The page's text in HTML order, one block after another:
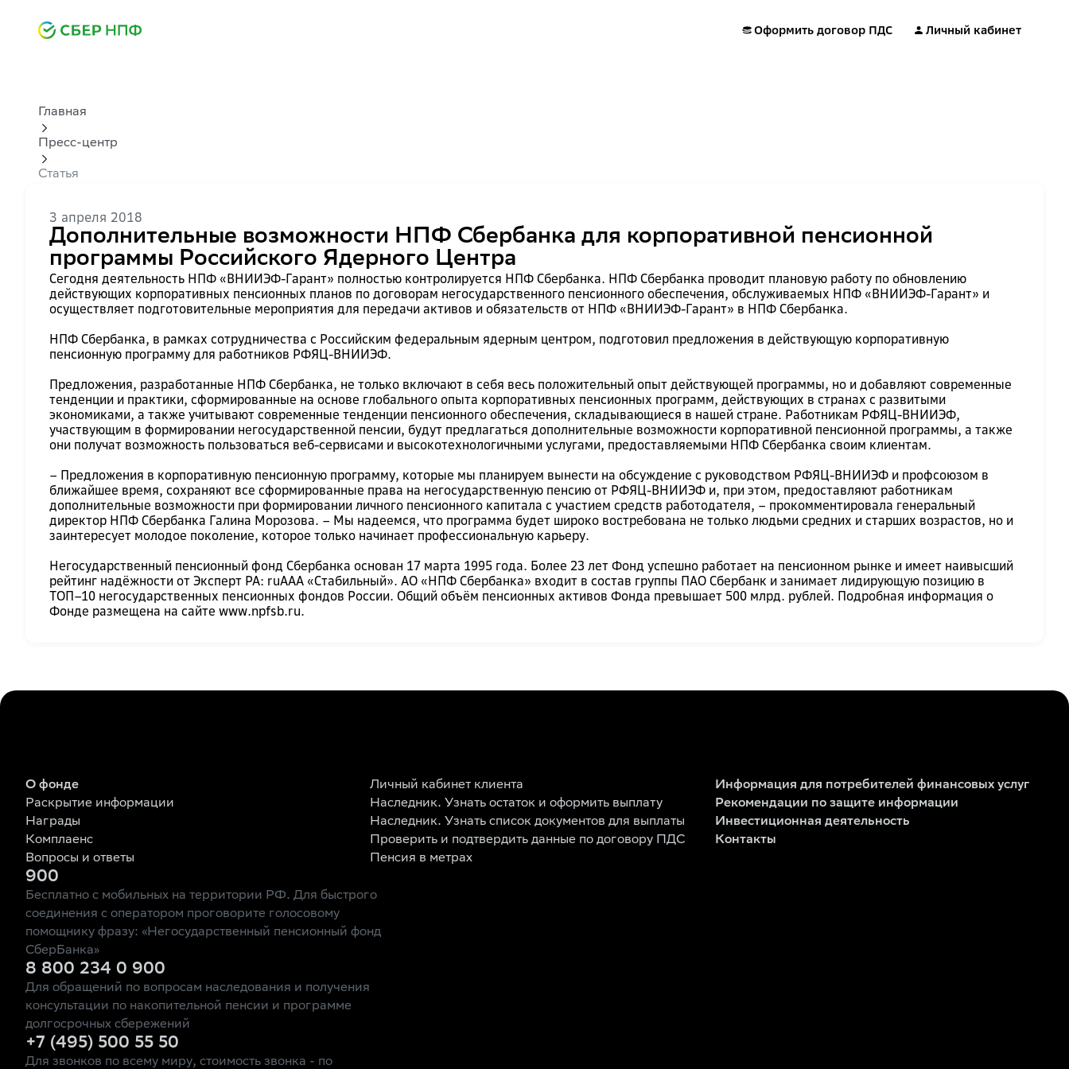
Оформить договор ПДС Личный кабинет
Главная
Пресс-центр
Статья
3 апреля 2018
Дополнительные возможности НПФ Сбербанка для корпоративной пенсионной
программы Российского Ядерного Центра
Сегодня деятельность НПФ «ВНИИЭФ-Гарант» полностью контролируется НПФ Сбербанка. НПФ Сбербанка проводит плановую работу по обновлению
действующих корпоративных пенсионных планов по договорам негосударственного пенсионного обеспечения, обслуживаемых НПФ «ВНИИЭФ-Гарант» и
осуществляет подготовительные мероприятия для передачи активов и обязательств от НПФ «ВНИИЭФ-Гарант» в НПФ Сбербанка.
НПФ Сбербанка, в рамках сотрудничества с Российским федеральным ядерным центром, подготовил предложения в действующую корпоративную
пенсионную программу для работников РФЯЦ-ВНИИЭФ.
Предложения, разработанные НПФ Сбербанка, не только включают в себя весь положительный опыт действующей программы, но и добавляют современные
тенденции и практики, сформированные на основе глобального опыта корпоративных пенсионных программ, действующих в странах с развитыми
экономиками, а также учитывают современные тенденции пенсионного обеспечения, складывающиеся в нашей стране. Работникам РФЯЦ-ВНИИЭФ,
участвующим в формировании негосударственной пенсии, будут предлагаться дополнительные возможности корпоративной пенсионной программы, а также
они получат возможность пользоваться веб-сервисами и высокотехнологичными услугами, предоставляемыми НПФ Сбербанка своим клиентам.
– Предложения в корпоративную пенсионную программу, которые мы планируем вынести на обсуждение с руководством РФЯЦ-ВНИИЭФ и профсоюзом в
ближайшее время, сохраняют все сформированные права на негосударственную пенсию от РФЯЦ-ВНИИЭФ и, при этом, предоставляют работникам
дополнительные возможности при формировании личного пенсионного капитала с участием средств работодателя, – прокомментировала генеральный
директор НПФ Сбербанка Галина Морозова. – Мы надеемся, что программа будет широко востребована не только людьми средних и старших возрастов, но и
заинтересует молодое поколение, которое только начинает профессиональную карьеру.
Негосударственный пенсионный фонд Сбербанка основан 17 марта 1995 года. Более 23 лет Фонд успешно работает на пенсионном рынке и имеет наивысший
рейтинг надёжности от Эксперт РА: ruAAA «Стабильный». АО «НПФ Сбербанка» входит в состав группы ПАО Сбербанк и занимает лидирующую позицию в
ТОП–10 негосударственных пенсионных фондов России. Общий объём пенсионных активов Фонда превышает 500 млрд. рублей. Подробная информация о
Фонде размещена на сайте www.npfsb.ru.
О фонде
Раскрытие информации
Награды
Комплаенс
Вопросы и ответы
Личный кабинет клиента
Наследник. Узнать остаток и оформить выплату
Наследник. Узнать список документов для выплаты
Проверить и подтвердить данные по договору ПДС
Пенсия в метрах
Информация для потребителей финансовых услуг
Рекомендации по защите информации
Инвестиционная деятельность
Контакты
900
Бесплатно с мобильных на территории РФ. Для быстрого
соединения с оператором проговорите голосовому
помощнику фразу: «Негосударственный пенсионный фонд
СберБанка»
8 800 234 0 900
Для обращений по вопросам наследования и получения
консультации по накопительной пенсии и программе
долгосрочных сбережений
+7 (495) 500 55 50
Для звонков по всему миру, стоимость звонка - по